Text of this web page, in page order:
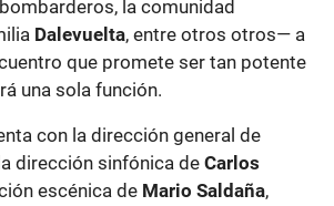
la comunidad
Dalevuelta, entre otros otros— a
que promete ser tan potente
una sola función.
con la dirección general de
la dirección sinfónica de Carlos
escénica de Mario Saldaña,